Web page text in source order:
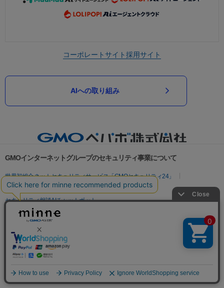
コーポレートサイト採用サイト
AIへの取り組み
GMOインターネットグループのセキュリティ事業について
世界初総合ネットセキュリティサービス「GMOセキュリティ24」
パスワード漏洩診断
Webサイトリスク診断
セキュリティ相談AIチャットボット
実在証明・盗聴対策
サイバー攻撃対策（GMO Flatt Security）
セキュリティ事業の軌跡